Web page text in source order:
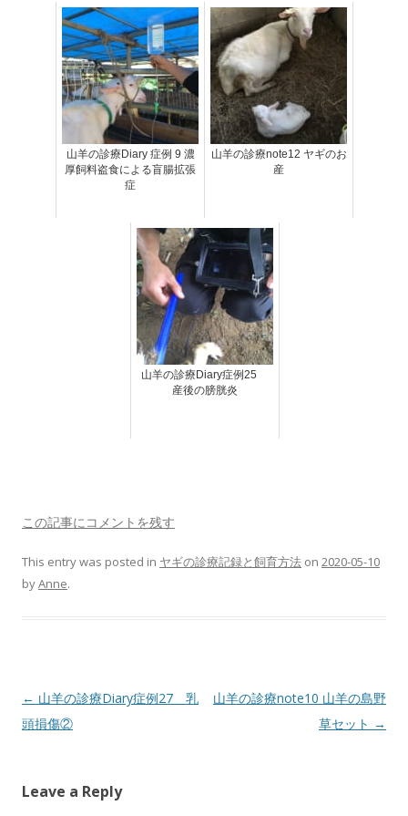
山羊の診療Diary 症例 9 濃
厚飼料盗食による盲腸拡張
症
山羊の診療note12 ヤギのお
産
山羊の診療Diary症例25
産後の膀胱炎
この記事にコメントを残す
This entry was posted in ヤギの診療記録と飼育方法 on 2020-05-10
byAnne.
Post
navigation
← 山羊の診療Diary症例27 乳
頭損傷②
山羊の診療note10 山羊の島野
草セット →
Leave a Reply